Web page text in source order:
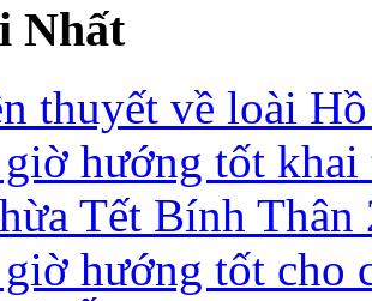
Nhất
thuyết về loài
hướng tốt
Tết Bính Thân
hướng tốt cho